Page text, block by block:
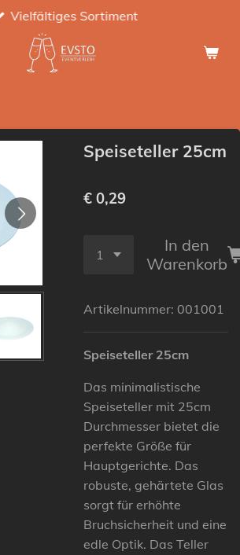
Vielfältiges Sortiment
Speiseteller 25cm
€ 0,29
In den
Warenkorb
Artikelnummer: 001001
Speiseteller 25cm
Das minimalistische
Speiseteller mit 25cm
Durchmesser bietet die
perfekte Größe für
Hauptgerichte. Das
robuste, gehärtete Glas
sorgt für erhöhte
Bruchsicherheit und eine
edle Optik. Das Teller